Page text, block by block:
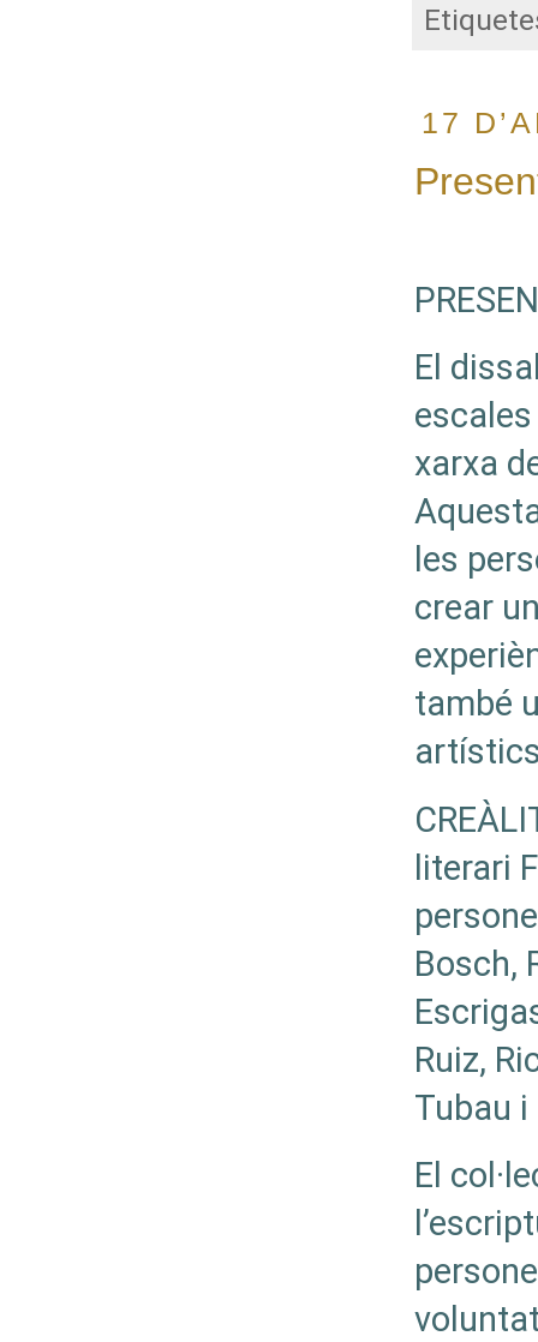
17
El
xarxa
les
crear
també
literari
Bosch,
Ruiz,
Tubau
El